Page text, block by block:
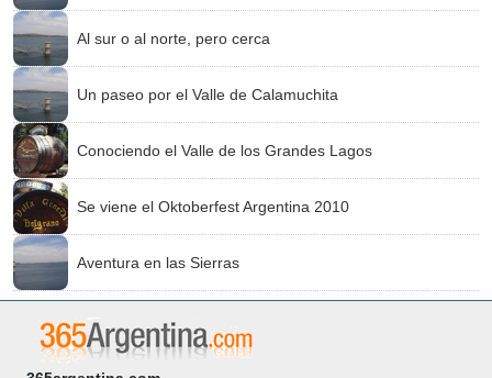
Al sur o al norte, pero cerca
Un paseo por el Valle de Calamuchita
Conociendo el Valle de los Grandes Lagos
Se viene el Oktoberfest Argentina 2010
Aventura en las Sierras